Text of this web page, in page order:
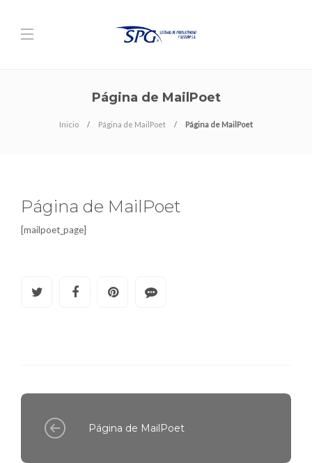
Página de MailPoet
Inicio Página de MailPoet Página de MailPoet
Página de MailPoet
[mailpoet_page]
Página de MailPoet